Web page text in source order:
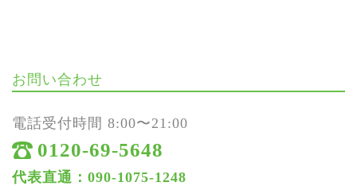
お問い合わせ
電話受付時間 8:00〜21:00
0120-69-5648
代表直通：090-1075-1248